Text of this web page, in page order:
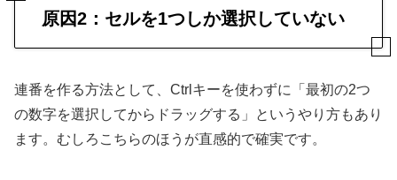
原因2：セルを1つしか選択していない
連番を作る方法として、Ctrlキーを使わずに「最初の2つ
の数字を選択してからドラッグする」というやり方もあり
ます。むしろこちらのほうが直感的で確実です。